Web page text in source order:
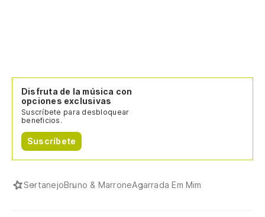
Disfruta de la música con
opciones exclusivas
Suscríbete para desbloquear
beneficios.
Suscríbete
SertanejoBruno & MarroneAgarrada Em Mim